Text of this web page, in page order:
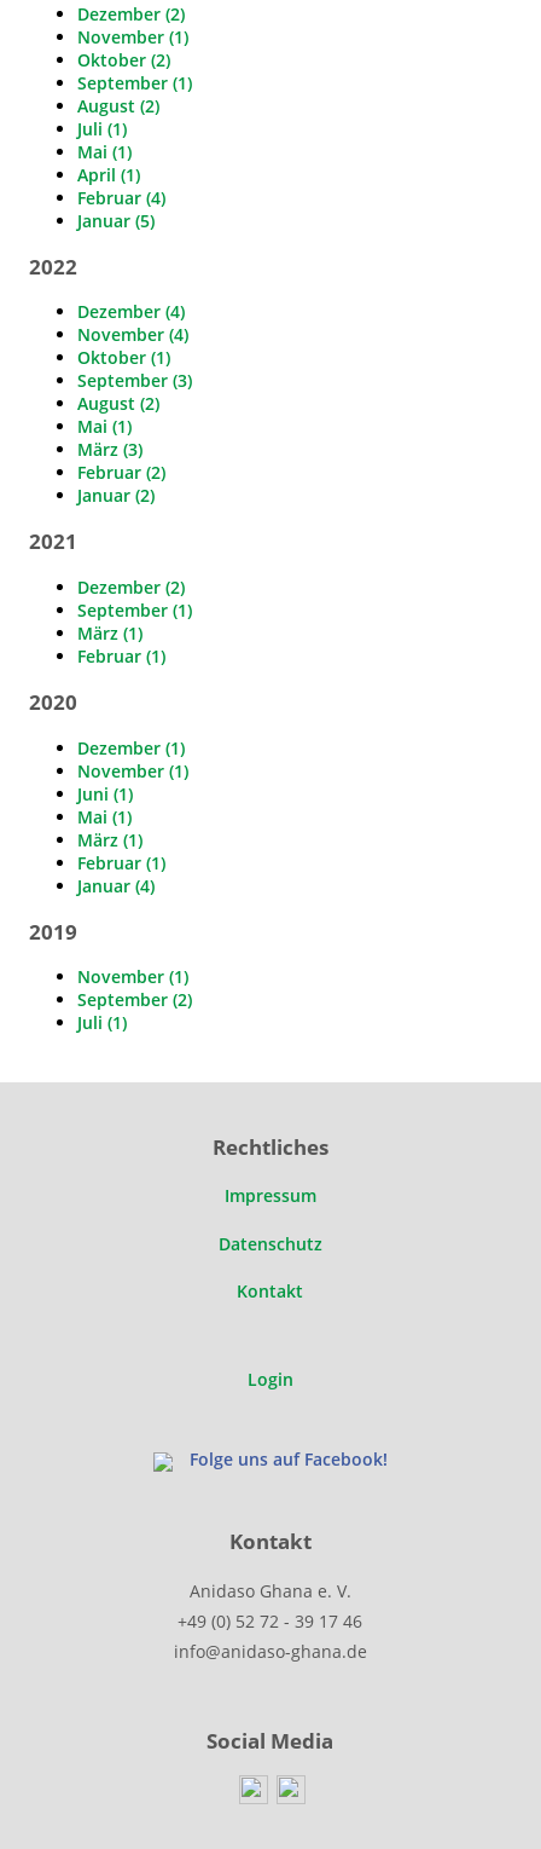
Dezember (2)
November (1)
Oktober (2)
September (1)
August (2)
Juli (1)
Mai (1)
April (1)
Februar (4)
Januar (5)
2022
Dezember (4)
November (4)
Oktober (1)
September (3)
August (2)
Mai (1)
März (3)
Februar (2)
Januar (2)
2021
Dezember (2)
September (1)
März (1)
Februar (1)
2020
Dezember (1)
November (1)
Juni (1)
Mai (1)
März (1)
Februar (1)
Januar (4)
2019
November (1)
September (2)
Juli (1)
Rechtliches
Impressum
Datenschutz
Kontakt
Login
Folge uns auf Facebook!
Kontakt
Anidaso Ghana e. V.
+49 (0) 52 72 - 39 17 46
info@anidaso-ghana.de
Social Media